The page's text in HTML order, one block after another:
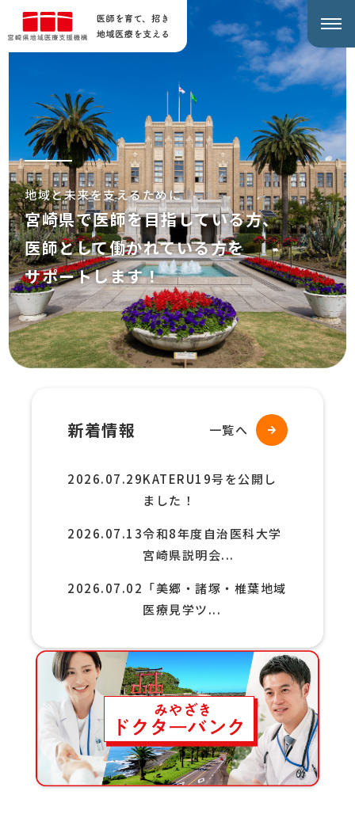
地域と未来を支えるために
宮崎県で医師を目指している方、
医師として働かれている方を
サポートします！
新着情報 一覧へ
2026.07.29KATERU19号を公開し
ました！
2026.07.13令和8年度自治医科大学
宮崎県説明会...
2026.07.02 「美郷・諸塚・椎葉地域
医療見学ツ...